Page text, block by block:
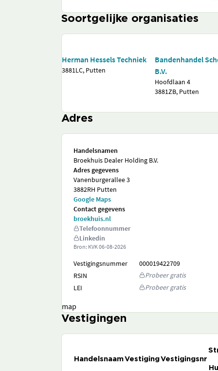
Soortgelijke organisaties
Herman Hessels Techniek
3881LC, Putten
Bandenhandel
B.V.
Hoofdlaan 4
3881ZB, Putten
Adres
Handelsnamen
Broekhuis Dealer Holding B.V.
Adres gegevens
Vanenburgerallee 3
3882RH Putten
Google Maps
Contact gegevens
broekhuis.nl
Telefoonnummer
Linkedin
Bron: KVK06-08-2026
Vestigingsnummer
000019422709
RSIN
Probeer gratis
LEI
Probeer gratis
map
Vestigingen
HandelsnaamVestigingVestigingsnr